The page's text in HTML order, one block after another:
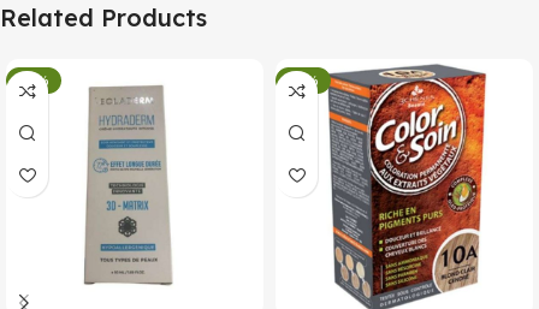
Related Products
-34% -34%